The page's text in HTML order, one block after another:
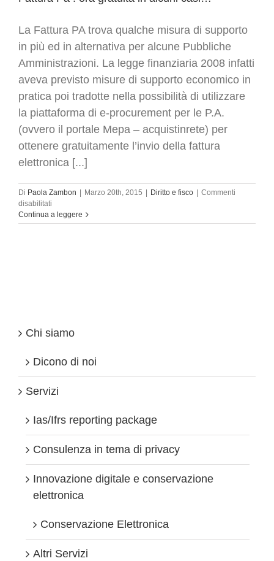
La Fattura PA trova qualche misura di supporto
in più ed in alternativa per alcune Pubbliche
Amministrazioni. La legge finanziaria 2008 infatti
aveva previsto misure di supporto economico in
pratica poi tradotte nella possibilità di utilizzare
la piattaforma di e-procurement per le P.A.
(ovvero il portale Mepa – acquistinrete) per
ottenere gratuitamente l’invio della fattura
elettronica [...]
Di Paola Zambon Marzo 20th, 2015 Diritto e fisco
Commenti
disabilitati
Fattura
Pa
Continua a leggere
Chi siamo
Dicono di noi
Servizi
Ias/Ifrs reporting package
Consulenza in tema di privacy
Innovazione digitale e conservazione
elettronica
Conservazione Elettronica
Altri Servizi